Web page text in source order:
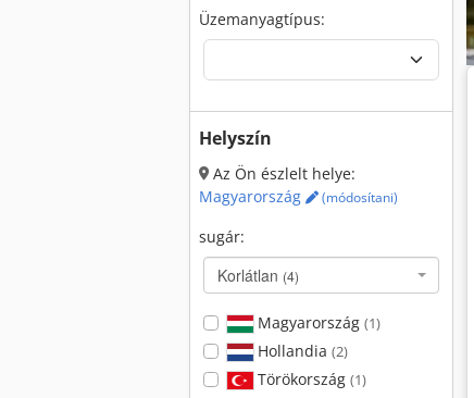
Üzemanyagtípus:
Helyszín
Az Ön észlelt helye:
Magyarország
(módosítani)
sugár:
Korlátlan (4)
Magyarország (1)
Hollandia (2)
Törökország (1)